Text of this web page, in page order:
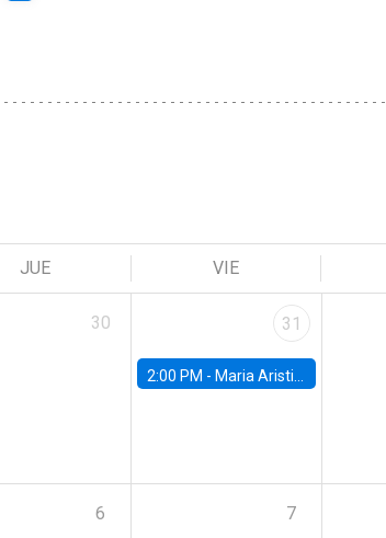
JUE VIE
30 31
2:00 PM - Maria Aristizabal-Ramirez, FED Board
6 7